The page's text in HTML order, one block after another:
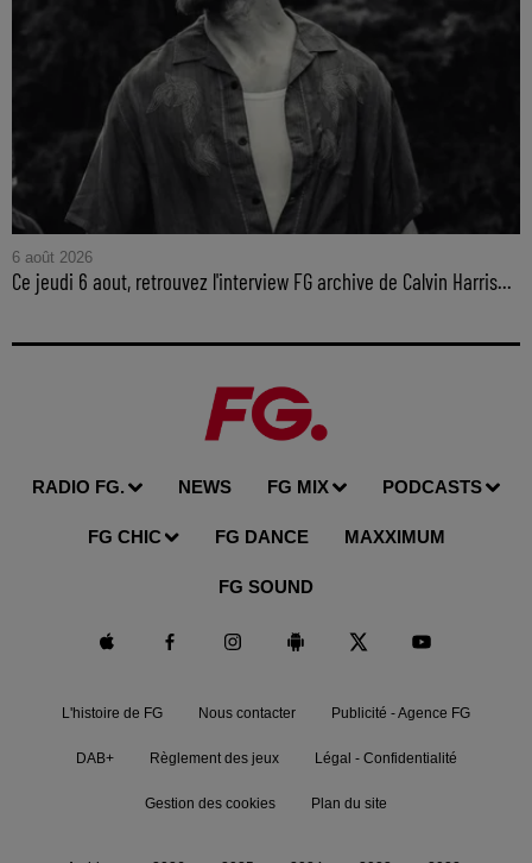
6 août 2026
Ce jeudi 6 aout, retrouvez l'interview FG archive de Calvin Harris...
RADIO FG. NEWS FG MIX PODCASTS
FG CHIC FG DANCE MAXXIMUM
FG SOUND
L'histoire de FG Nous contacter Publicité - Agence FG
DAB+ Règlement des jeux Légal - Confidentialité
Gestion des cookies Plan du site